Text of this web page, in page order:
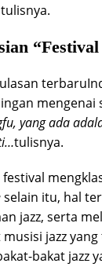
“Festival
mengenai
yang ada
tulisnya.
selain itu, hal
jazz, serta
jazz
bakat jazz